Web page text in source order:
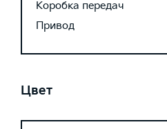
Коробка передач
Привод
Цвет